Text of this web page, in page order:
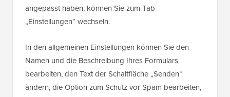
angepasst haben, können Sie zum Tab
„Einstellungen“ wechseln.
In den allgemeinen Einstellungen können Sie den
Namen und die Beschreibung Ihres Formulars
bearbeiten, den Text der Schaltfläche „Senden“
ändern, die Option zum Schutz vor Spam bearbeiten,